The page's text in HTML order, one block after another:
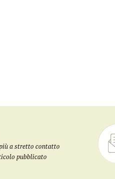
a stretto contatto
pubblicato